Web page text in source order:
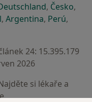
v nové záložce
otevře v nové záložce
se otevře v
, Českose
,
záložce
v nové záložce
se otevře v nové
, Argentinase otevře v
, Perúse
,
24: 15.395.179
2026
si lékaře a